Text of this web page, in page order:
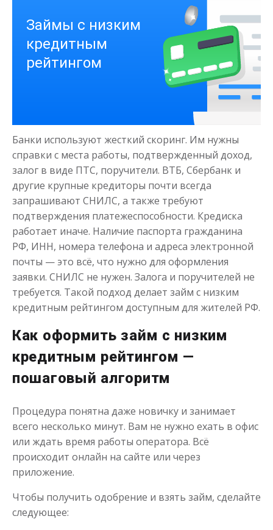
Срок от 1до 21 дня
Получить
Моментальный займ
Срок от 1до 21 дня
Получить
Одолжим до 30 дней
Сумма
Банки используют жесткий скоринг. Им нужны
справки с места работы, подтвержденный доход,
залог в виде ПТС, поручители. ВТБ, Сбербанк и
другие крупные кредиторы почти всегда
запрашивают СНИЛС, а также требуют
подтверждения платежеспособности. Кредиска
работает иначе. Наличие паспорта гражданина
РФ, ИНН, номера телефона и адреса электронной
почты — это всё, что нужно для оформления
заявки. СНИЛС не нужен. Залога и поручителей не
требуется. Такой подход делает займ с низким
кредитным рейтингом доступным для жителей РФ.
Как оформить займ с низким
кредитным рейтингом —
пошаговый алгоритм
Процедура понятна даже новичку и занимает
всего несколько минут. Вам не нужно ехать в офис
или ждать время работы оператора. Всё
происходит онлайн на сайте или через
приложение.
Чтобы получить одобрение и взять займ, сделайте
следующее: